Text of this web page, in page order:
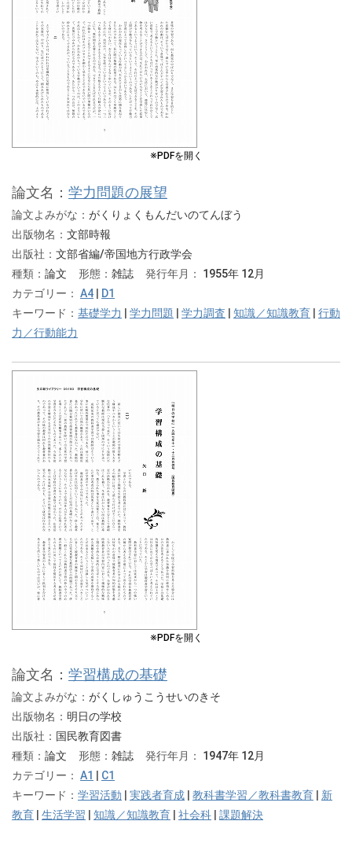
※PDFを開く
論文名： 学力問題の展望
論文よみがな： がくりょくもんだいのてんぼう
出版物名： 文部時報
出版社： 文部省編/帝国地方行政学会
種類： 論文 形態： 雑誌 発行年月：
1955年 12月
カテゴリー： A4
D1
キーワード： 基礎学力 学力問題 学力調査 知識／知識教育
行動
力／行動能力
※PDFを開く
論文名： 学習構成の基礎
論文よみがな： がくしゅうこうせいのきそ
出版物名： 明日の学校
出版社： 国民教育図書
種類： 論文 形態： 雑誌 発行年月：
1947年 12月
カテゴリー： A1
C1
キーワード： 学習活動 実践者育成 教科書学習／教科書教育
新
教育
生活学習 知識／知識教育 社会科 課題解決